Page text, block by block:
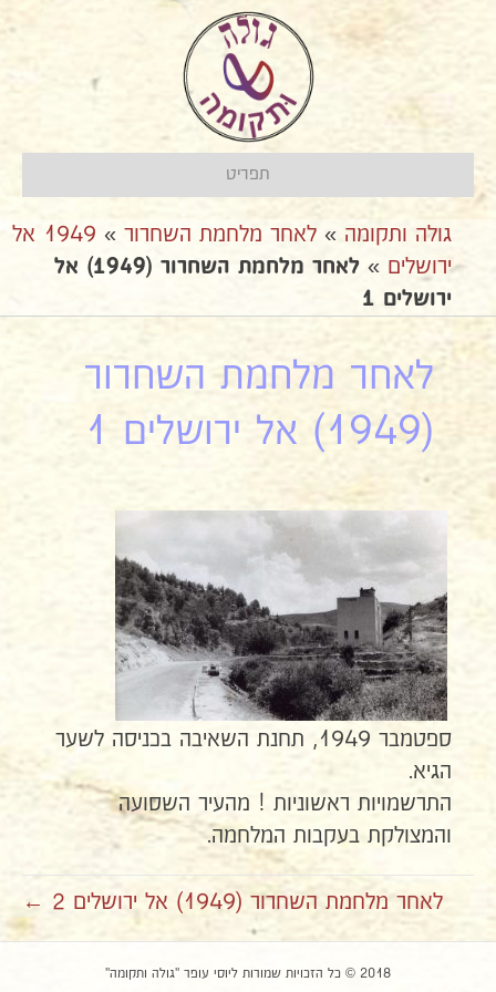
תפריט
גולה ותקומה » לאחר מלחמת השחרור »
1949 אל
ירושלים »
לאחר מלחמת השחרור (1949) אל
ירושלים 1
לאחר מלחמת השחרור
(1949) אל ירושלים 1
ספטמבר 1949, תחנת השאיבה בכניסה לשער
הגיא.
התרשמויות ראשוניות ! מהעיר השסועה
והמצולקת בעקבות המלחמה.
לאחר מלחמת השחרור (1949) אל ירושלים 2 ←
2018 © כל הזכויות שמורות ליוסי עופר "גולה ותקומה"